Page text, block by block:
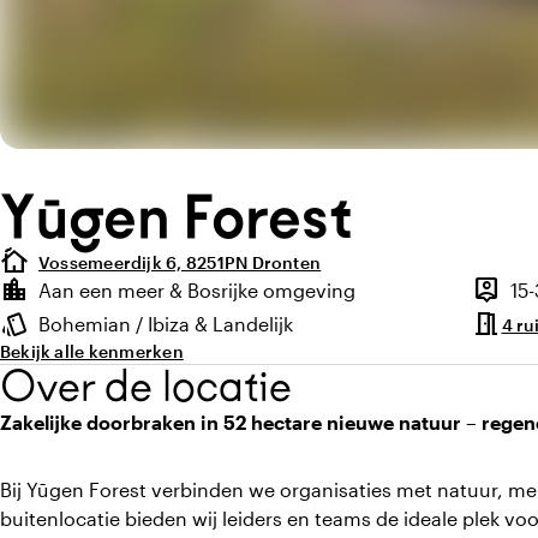
Yūgen Forest
cottage Vossemeerdijk 6, 8251PN Dronten
Highlights
location_city
Locatie en omgeving
Aan een meer & Bosrijke omgeving person_pin
style
Sfeer en uitstraling
Bohemian / Ibiza & Landelijk meeting_room 4
Bekijk alle kenmerken
Over de locatie
Zakelijke doorbraken in 52 hectare nieuwe natuur –
Bij Yūgen Forest verbinden we organisaties met natuur,
buitenlocatie bieden wij leiders en teams de ideale plek